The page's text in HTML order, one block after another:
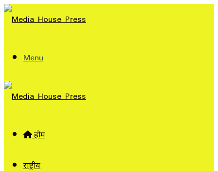
Menu
होम
राष्ट्रीय